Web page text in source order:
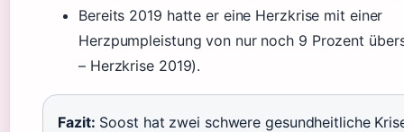
Bereits 2019 hatte er eine Herzkrise mit einer
Herzpumpleistung von nur noch 9 Prozent
– Herzkrise 2019).
Fazit: Soost hat zwei schwere gesundheitliche